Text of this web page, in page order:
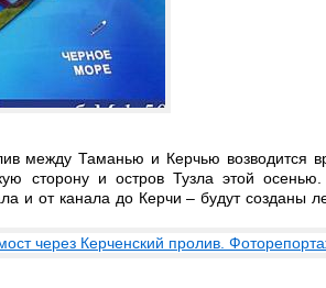
между Таманью и Керчью возводится
сторону и остров Тузла этой
и от канала до Керчи – будут созданы